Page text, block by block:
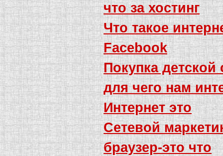
что за хостинг
Что такое
Facebook
Покупка
для чего нам
Интернет это
Сетевой
браузер-это что